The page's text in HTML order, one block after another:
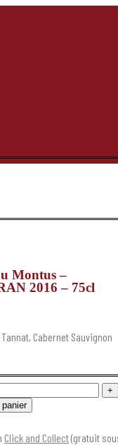
Montus –
2016 – 75cl
Cabernet Sauvignon
+
Click and Collect(gratuit